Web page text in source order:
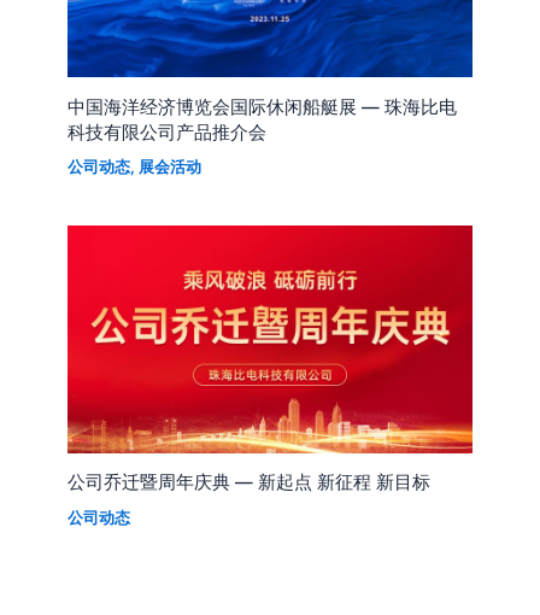
中国海洋经济博览会国际休闲船艇展 — 珠海比电
科技有限公司产品推介会
公司动态, 展会活动
公司乔迁暨周年庆典 — 新起点 新征程 新目标
公司动态